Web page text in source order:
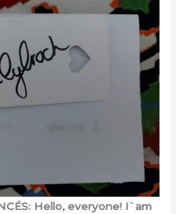
Hello, everyone! I`am